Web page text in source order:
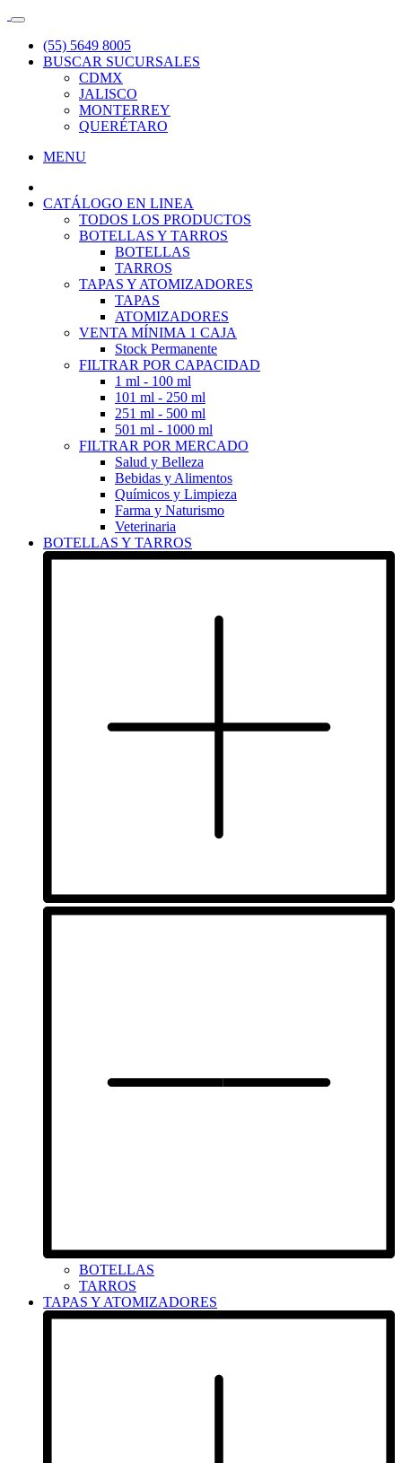
(55) 5649 8005
BUSCAR SUCURSALES
CDMX
JALISCO
MONTERREY
QUERÉTARO
MENU
CATÁLOGO EN LINEA
TODOS LOS PRODUCTOS
BOTELLAS Y TARROS
BOTELLAS
TARROS
TAPAS Y ATOMIZADORES
TAPAS
ATOMIZADORES
VENTA MÍNIMA 1 CAJA
Stock Permanente
FILTRAR POR CAPACIDAD
1 ml - 100 ml
101 ml - 250 ml
251 ml - 500 ml
501 ml - 1000 ml
FILTRAR POR MERCADO
Salud y Belleza
Bebidas y Alimentos
Químicos y Limpieza
Farma y Naturismo
Veterinaria
BOTELLAS Y TARROS
BOTELLAS
TARROS
TAPAS Y ATOMIZADORES